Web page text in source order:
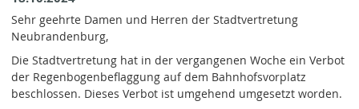
Sehr geehrte Damen und Herren der Stadtvertretung
Neubrandenburg,
Die Stadtvertretung hat in der vergangenen Woche ein Verbot
der Regenbogenbeflaggung auf dem Bahnhofsvorplatz
beschlossen. Dieses Verbot ist umgehend umgesetzt worden.